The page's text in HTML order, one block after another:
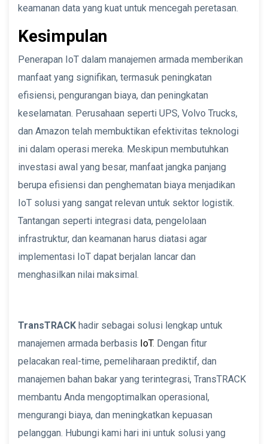
keamanan data yang kuat untuk mencegah peretasan.
Kesimpulan
Penerapan IoT dalam manajemen armada memberikan
manfaat yang signifikan, termasuk peningkatan
efisiensi, pengurangan biaya, dan peningkatan
keselamatan. Perusahaan seperti UPS, Volvo Trucks,
dan Amazon telah membuktikan efektivitas teknologi
ini dalam operasi mereka. Meskipun membutuhkan
investasi awal yang besar, manfaat jangka panjang
berupa efisiensi dan penghematan biaya menjadikan
IoT solusi yang sangat relevan untuk sektor logistik.
Tantangan seperti integrasi data, pengelolaan
infrastruktur, dan keamanan harus diatasi agar
implementasi IoT dapat berjalan lancar dan
menghasilkan nilai maksimal.
TransTRACK hadir sebagai solusi lengkap untuk
manajemen armada berbasis IoT. Dengan fitur
pelacakan real-time, pemeliharaan prediktif, dan
manajemen bahan bakar yang terintegrasi, TransTRACK
membantu Anda mengoptimalkan operasional,
mengurangi biaya, dan meningkatkan kepuasan
pelanggan. Hubungi kami hari ini untuk solusi yang